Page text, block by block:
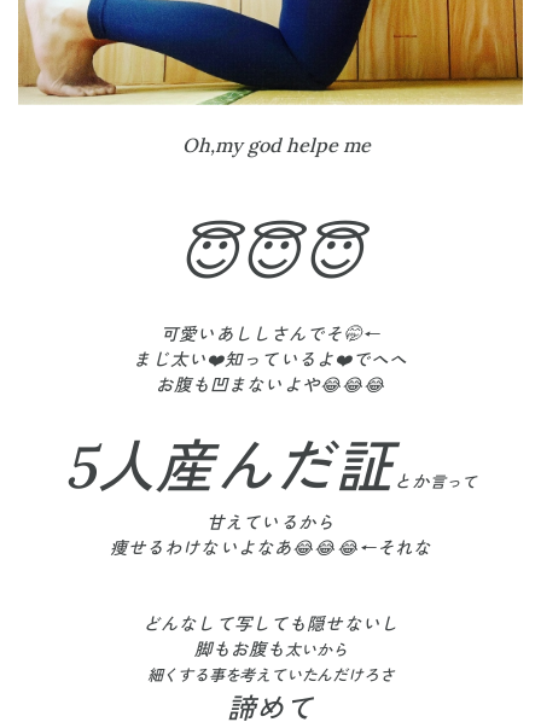
Oh,my god helpe me
😇😇😇
可愛いあししさんでそ🤭←
まじ太い❤️知っているよ❤️でへへ
お腹も凹まないよや😂😂😂
5人産んだ証とか言って
甘えているから
痩せるわけないよなあ😂😂😂←それな
どんなして写しても隠せないし
脚もお腹も太いから
細くする事を考えていたんだけろさ
諦めて